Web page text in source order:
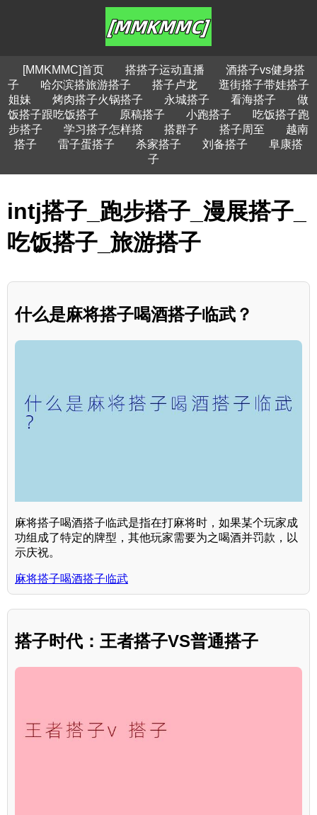
[MMKMMC]首页 搭搭子运动直播
酒搭子vs健身搭
子
哈尔滨搭旅游搭子 搭子卢龙
逛街搭子带娃搭子
姐妹
烤肉搭子火锅搭子 永城搭子 看海搭子
做
饭搭子跟吃饭搭子
原稿搭子 小跑搭子
吃饭搭子跑
步搭子
学习搭子怎样搭 搭群子 搭子周至
越南
搭子
雷子蛋搭子 杀家搭子 刘备搭子
阜康搭
子
intj搭子_跑步搭子_漫展搭子_
吃饭搭子_旅游搭子
什么是麻将搭子喝酒搭子临武？
麻将搭子喝酒搭子临武是指在打麻将时，如果某个玩家成
功组成了特定的牌型，其他玩家需要为之喝酒并罚款，以
示庆祝。
麻将搭子喝酒搭子临武
搭子时代：王者搭子VS普通搭子